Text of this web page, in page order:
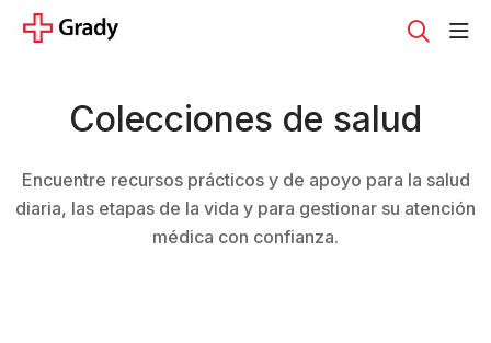
search
Colecciones de salud
Encuentre recursos prácticos y de apoyo para la salud
diaria, las etapas de la vida y para gestionar su atención
médica con confianza.